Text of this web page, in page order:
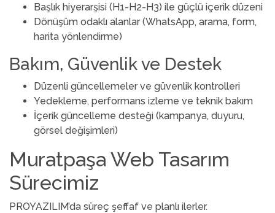
Başlık hiyerarşisi (H1-H2-H3) ile güçlü içerik düzeni
Dönüşüm odaklı alanlar (WhatsApp, arama, form,
harita yönlendirme)
Bakım, Güvenlik ve Destek
Düzenli güncellemeler ve güvenlik kontrolleri
Yedekleme, performans izleme ve teknik bakım
İçerik güncelleme desteği (kampanya, duyuru,
görsel değişimleri)
Muratpaşa Web Tasarım
Sürecimiz
PROYAZILIM’da süreç şeffaf ve planlı ilerler.